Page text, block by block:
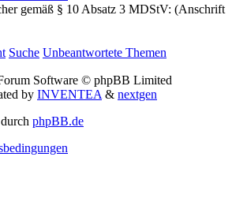
gemäß § 10 Absatz 3 MDStV: (Anschrift
Suche Unbeantwortete Themen
Software © phpBB Limited
by INVENTEA & nextgen
phpBB.de